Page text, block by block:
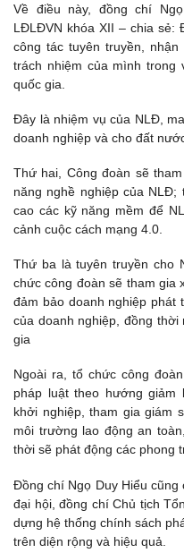
Về điều này, đồng chí
LĐLĐVN khóa XII – chia sẻ:
công tác tuyên truyền,
trách nhiệm của mình trong
quốc gia.
Đây là nhiệm vụ của NLĐ,
doanh nghiệp và cho đất
Thứ hai, Công đoàn sẽ
năng nghề nghiệp của
cao các kỹ năng mềm để
cảnh cuộc cách mạng 4.0.
Thứ ba là tuyên truyền cho
chức công đoàn sẽ tham gia
đảm bảo doanh nghiệp phát
của doanh nghiệp, đồng
gia
Ngoài ra, tổ chức công
pháp luật theo hướng giảm
khởi nghiệp, tham gia giám
môi trường lao động an
thời sẽ phát động các phong
Đồng chí Ngọ Duy Hiểu
đại hội, đồng chí Chủ tịch
dựng hệ thống chính sách
trên diện rộng và hiệu quả.